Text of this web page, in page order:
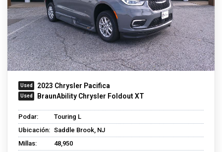
2023 Chrysler Pacifica
BraunAbility Chrysler Foldout XT
Podar:
Touring L
Ubicación: Saddle Brook, NJ
Millas:
48,950